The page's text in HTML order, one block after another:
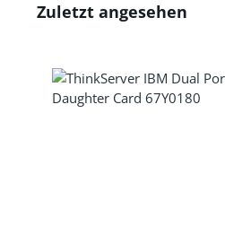
Zuletzt angesehen